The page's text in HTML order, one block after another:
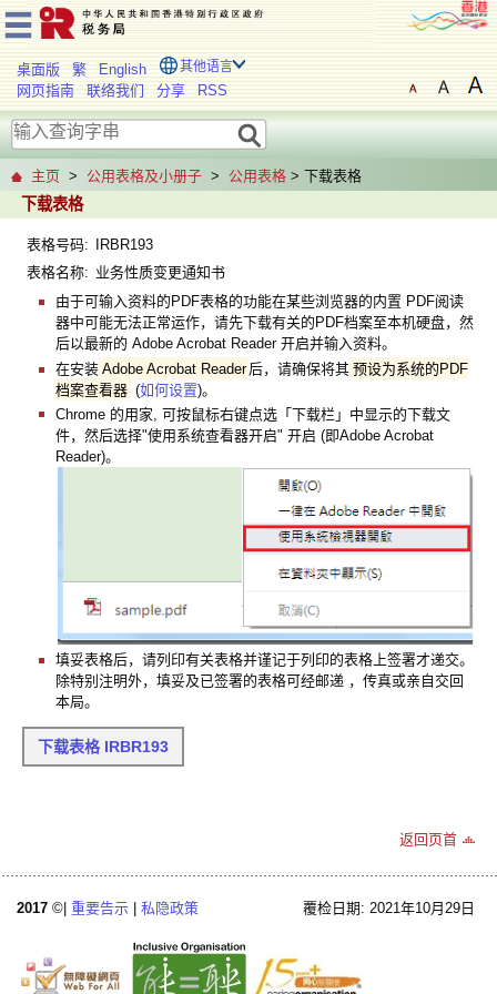
桌面版 繁 English 其他语言
网页指南 联络我们 分享 RSS
主页 > 公用表格及小册子 > 公用表格 > 下载表格
下载表格
表格号码:
IRBR193
表格名称: 业务性质变更通知书
由于可输入资料的PDF表格的功能在某些浏览器的内置 PDF阅读
器中可能无法正常运作，请先下载有关的PDF档案至本机硬盘，然
后以最新的 Adobe Acrobat Reader 开启并输入资料。
在安装 Adobe Acrobat Reader 后，请确保将其 预设为系统的PDF
档案查看器 (如何设置)。
Chrome 的用家, 可按鼠标右键点选「下载栏」中显示的下载文
件，然后选择"使用系统查看器开启" 开启 (即Adobe Acrobat
Reader)。
填妥表格后，请列印有关表格并谨记于列印的表格上签署才递交。
除特别注明外，填妥及已签署的表格可经邮递 ，传真或亲自交回
本局。
下载表格 IRBR193
返回页首
2017 ©| 重要告示 私隐政策 覆检日期: 2021年10月29日